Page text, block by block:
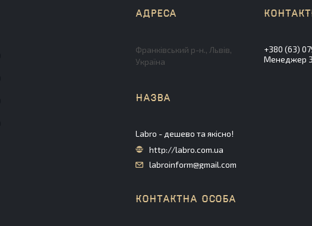
Франківський р-н., Львів,
Україна
Labro - дешево та якісно!
http://labro.com.ua
labroinform@gmail.com
+380 (63)
Менеджер